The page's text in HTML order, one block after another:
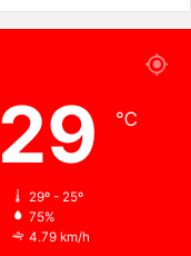
29 ℃
29º - 25º
75%
4.79 km/h